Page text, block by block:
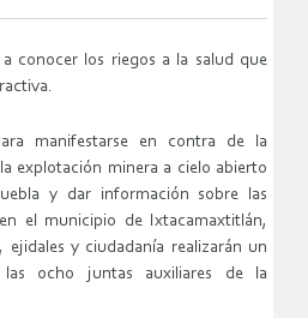
conocer los riegos a la salud que
manifestarse en contra de la
explotación minera a cielo abierto
y dar información sobre las
el municipio de Ixtacamaxtitlán,
ejidales y ciudadanía realizarán un
ocho juntas auxiliares de la